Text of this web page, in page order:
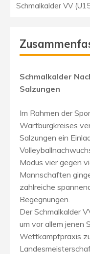
Schmalkalder VV
Schmalkalder
Salzungen
Im Rahmen der
Wartburgkreises
Salzungen ein
Modus vier gegen
Mannschaften
zahlreiche
Begegnungen.
Der Schmalkalder
um vor allem jenen
Wettkampfpraxis